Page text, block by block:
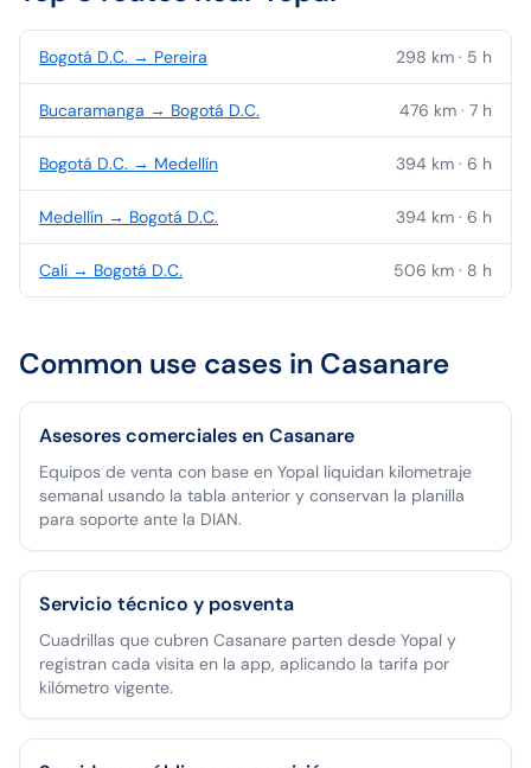
Bogotá D.C. → Pereira 298 km · 5 h
Bucaramanga → Bogotá D.C. 476 km · 7 h
Bogotá D.C. → Medellín 394 km · 6 h
Medellín → Bogotá D.C. 394 km · 6 h
Cali → Bogotá D.C. 506 km · 8 h
Common use cases in Casanare
Asesores comerciales en Casanare
Equipos de venta con base en Yopal liquidan kilometraje
semanal usando la tabla anterior y conservan la planilla
para soporte ante la DIAN.
Servicio técnico y posventa
Cuadrillas que cubren Casanare parten desde Yopal y
registran cada visita en la app, aplicando la tarifa por
kilómetro vigente.